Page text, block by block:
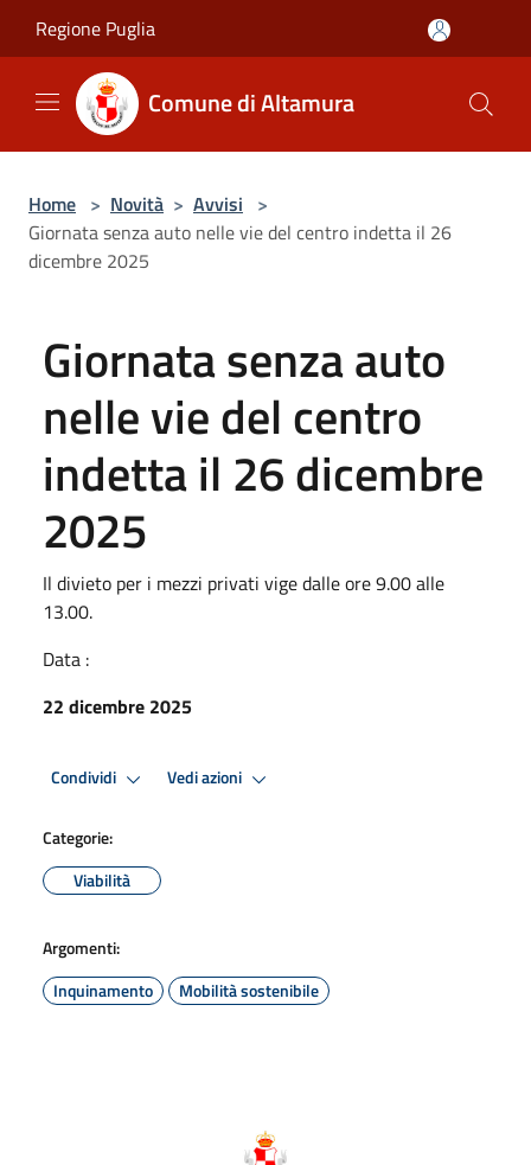
Regione Puglia
Comune di Altamura
Home > Novità > Avvisi >
Giornata senza auto nelle vie del centro indetta il 26
dicembre 2025
Giornata senza auto
nelle vie del centro
indetta il 26 dicembre
2025
Il divieto per i mezzi privati vige dalle ore 9.00 alle
13.00.
Data :
22 dicembre 2025
Condividi Vedi azioni
Categorie:
Viabilità
Argomenti:
Inquinamento
Mobilità sostenibile